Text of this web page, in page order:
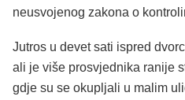
neusvojenog zakona o
Jutros u devet sati ispred
ali je više prosvjednika ranije
gdje su se okupljali u malim